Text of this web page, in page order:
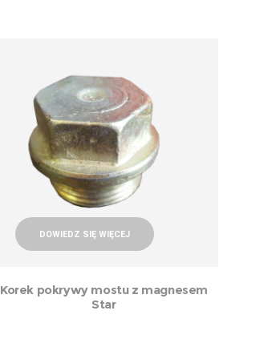
DOWIEDZ SIĘ WIĘCEJ
Korek pokrywy mostu z magnesem
Star